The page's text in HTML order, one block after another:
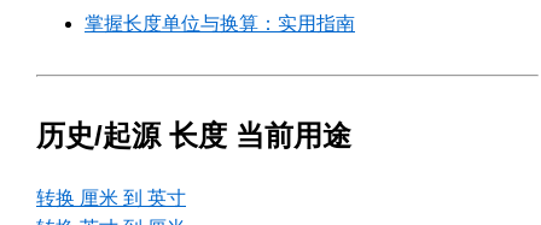
掌握长度单位与换算：实用指南
历史/起源 长度 当前用途
转换 厘米 到 英寸